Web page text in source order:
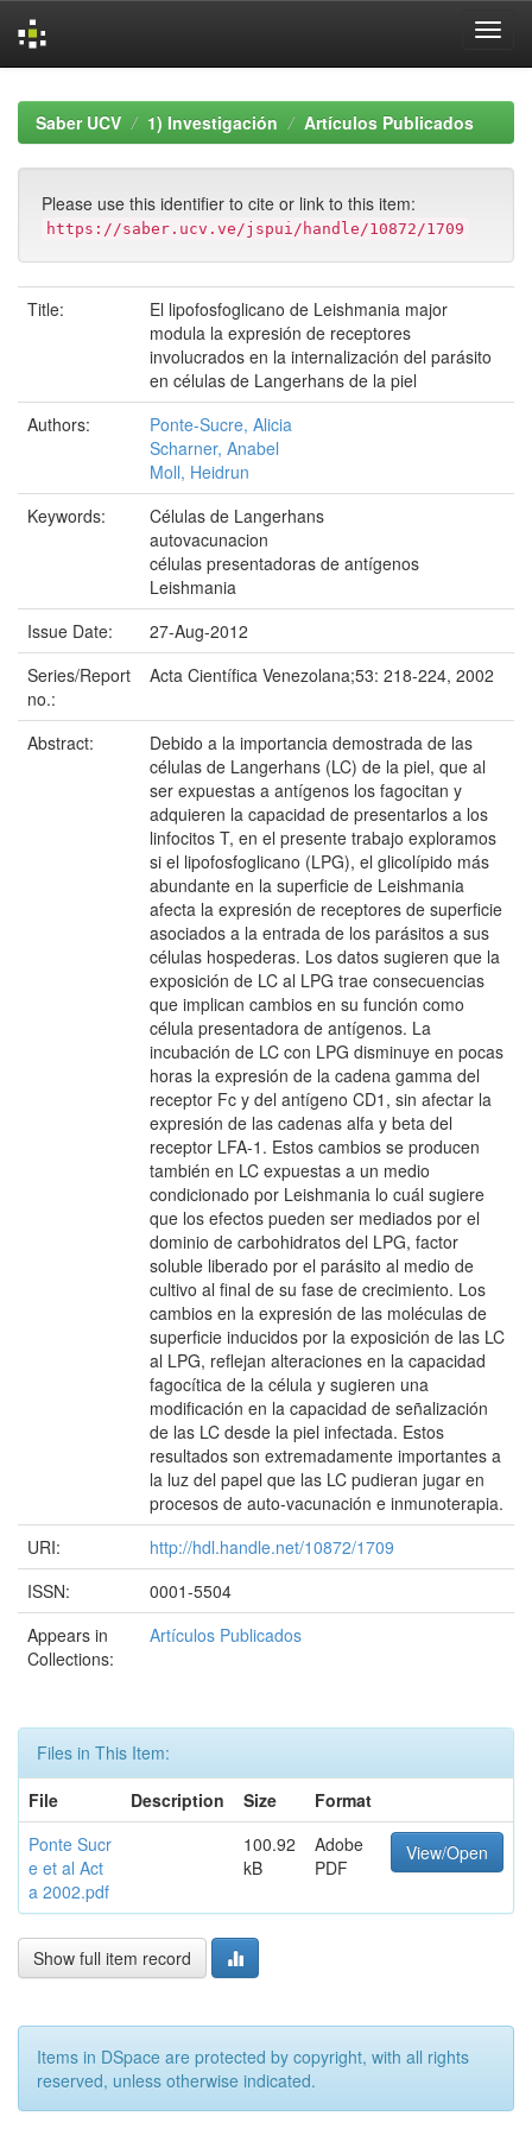
navigationSaber UCV 1) Investigación Artículos Publicados
Please use this identifier to cite or link to this item:
https://saber.ucv.ve/jspui/handle/10872/1709
Title:
El lipofosfoglicano de Leishmania major
modula la expresión de receptores
involucrados en la internalización del parásito
en células de Langerhans de la piel
Authors:
Ponte-Sucre, Alicia
Scharner, Anabel
Moll, Heidrun
Keywords:
Células de Langerhans
autovacunacion
células presentadoras de antígenos
Leishmania
Issue Date:
27-Aug-2012
Series/Report
no.:
Acta Científica Venezolana;53: 218-224, 2002
Abstract:
Debido a la importancia demostrada de las
células de Langerhans (LC) de la piel, que al
ser expuestas a antígenos los fagocitan y
adquieren la capacidad de presentarlos a los
linfocitos T, en el presente trabajo exploramos
si el lipofosfoglicano (LPG), el glicolípido más
abundante en la superficie de Leishmania
afecta la expresión de receptores de superficie
asociados a la entrada de los parásitos a sus
células hospederas. Los datos sugieren que la
exposición de LC al LPG trae consecuencias
que implican cambios en su función como
célula presentadora de antígenos. La
incubación de LC con LPG disminuye en pocas
horas la expresión de la cadena gamma del
receptor Fc y del antígeno CD1, sin afectar la
expresión de las cadenas alfa y beta del
receptor LFA-1. Estos cambios se producen
también en LC expuestas a un medio
condicionado por Leishmania lo cuál sugiere
que los efectos pueden ser mediados por el
dominio de carbohidratos del LPG, factor
soluble liberado por el parásito al medio de
cultivo al final de su fase de crecimiento. Los
cambios en la expresión de las moléculas de
superficie inducidos por la exposición de las LC
al LPG, reflejan alteraciones en la capacidad
fagocítica de la célula y sugieren una
modificación en la capacidad de señalización
de las LC desde la piel infectada. Estos
resultados son extremadamente importantes a
la luz del papel que las LC pudieran jugar en
procesos de auto-vacunación e inmunoterapia.
URI:
http://hdl.handle.net/10872/1709
ISSN:
0001-5504
Appears in
Collections:
Artículos Publicados
Files in This Item:
File
Description Size
Format
Ponte Sucr
e et al Act
a 2002.pdf
100.92
kB
Adobe
PDF
View/Open
Show full item record
Items in DSpace are protected by copyright, with all rights
reserved, unless otherwise indicated.